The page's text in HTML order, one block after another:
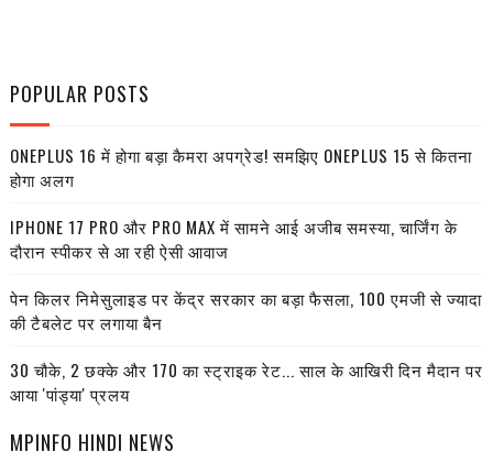
POPULAR POSTS
ONEPLUS 16 में होगा बड़ा कैमरा अपग्रेड! समझिए ONEPLUS 15 से कितना
होगा अलग
IPHONE 17 PRO और PRO MAX में सामने आई अजीब समस्या, चार्जिंग के
दौरान स्पीकर से आ रही ऐसी आवाज
पेन किलर निमेसुलाइड पर केंद्र सरकार का बड़ा फैसला, 100 एमजी से ज्यादा
की टैबलेट पर लगाया बैन
30 चौके, 2 छक्के और 170 का स्ट्राइक रेट... साल के आखिरी दिन मैदान पर
आया 'पांड्या' प्रलय
MPINFO HINDI NEWS